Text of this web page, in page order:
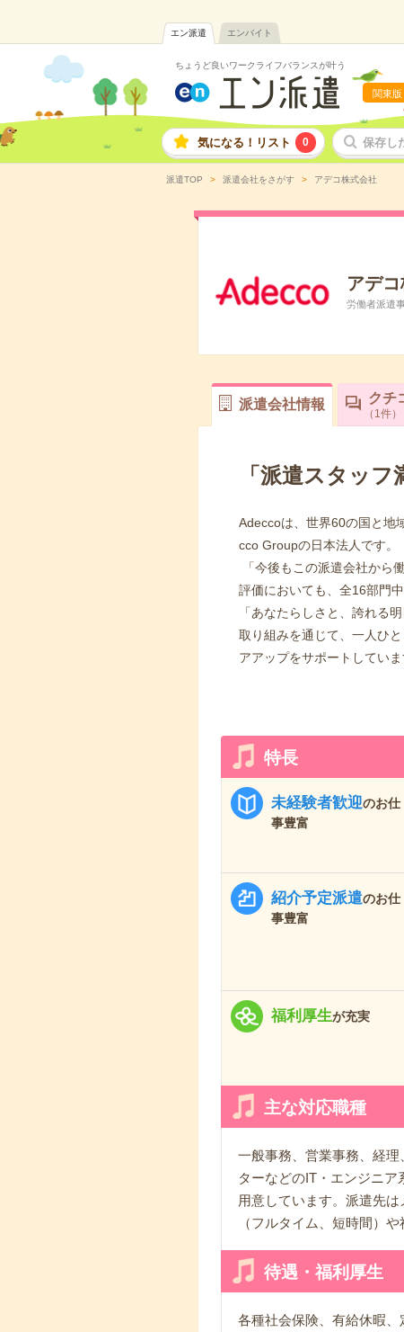
エン派遣 エンバイト
ちょうど良いワークライフバランスが叶う
関東版
気になる！リスト 0 保存し
派遣TOP 派遣会社をさがす アデコ株式会社
アデ
労働者派遣
派遣会社情報 クチ
1 件
「派遣スタッ
Adeccoは、世界60の国と地
cco Groupの日本法人です。
「今後もこの派遣会社から
評価においても、全16部門
「あなたらしさと、誇れる
取り組みを通じて、一人ひ
アアップをサポートしていま
特長
未経験者歓迎のお仕
事豊富
紹介予定派遣のお仕
事豊富
福利厚生が充実
主な対応職種
一般事務、営業事務、経
ターなどのIT・エンジニ
用意しています。派遣先
（フルタイム、短時間）
待遇・福利厚生
各種社会保険、有給休暇